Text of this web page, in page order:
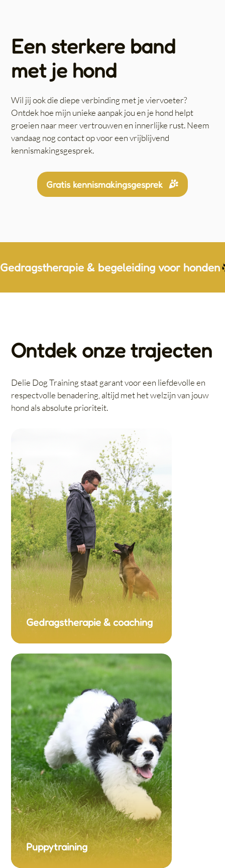
Een sterkere band
met je hond
Wil jij ook die diepe verbinding met je viervoeter?
Ontdek hoe mijn unieke aanpak jou en je hond helpt
groeien naar meer vertrouwen en innerlijke rust. Neem
vandaag nog contact op voor een vrijblijvend
kennismakingsgesprek.
Gratis kennismakingsgesprek
Gedragstherapie & begeleiding voor honden
Ontdek onze trajecten
Delie Dog Training staat garant voor een liefdevolle en
respectvolle benadering, altijd met het welzijn van jouw
hond als absolute prioriteit.
Gedragstherapie & coaching
Puppytraining